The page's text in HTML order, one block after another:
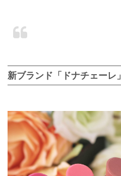
新ブランド「ドナチェーレ」